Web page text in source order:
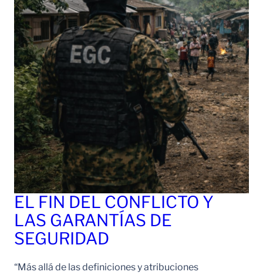
EL FIN DEL CONFLICTO Y
LAS GARANTÍAS DE
SEGURIDAD
“Más allá de las definiciones y atribuciones